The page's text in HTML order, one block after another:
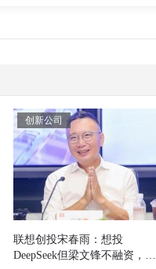
创新公司
联想创投宋春雨：想投
DeepSeek但梁文锋不融资，押